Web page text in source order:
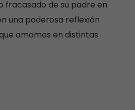
fracasado de su padre en
una poderosa reflexión
amamos en distintas